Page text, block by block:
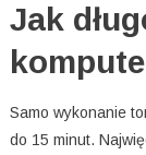
Jak
Samo wykonanie
do 15 minut.